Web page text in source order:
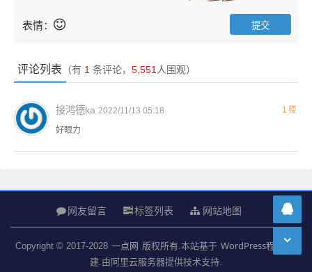
表情：
评论列表 （有 1 条评论， 5,551人围观）
接鸿德ka 2022/11/13 05:18 1楼
好眼力
网友留言 标签列表 网站地图
Copyright © 2017-2028 一点网 版权所有.本站基于 WordPress程序
建.由阿里云服务器提供技术支持.